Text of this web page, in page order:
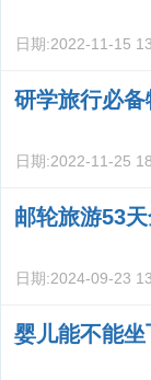
日期:2022-11-15
研学旅行必备
日期:2022-11-25
邮轮旅游53
日期:2024-09-23
婴儿能不能